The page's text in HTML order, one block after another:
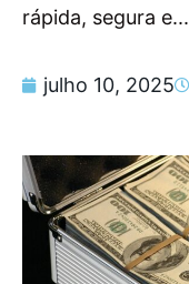
rápida, segura e...
julho 10, 2025